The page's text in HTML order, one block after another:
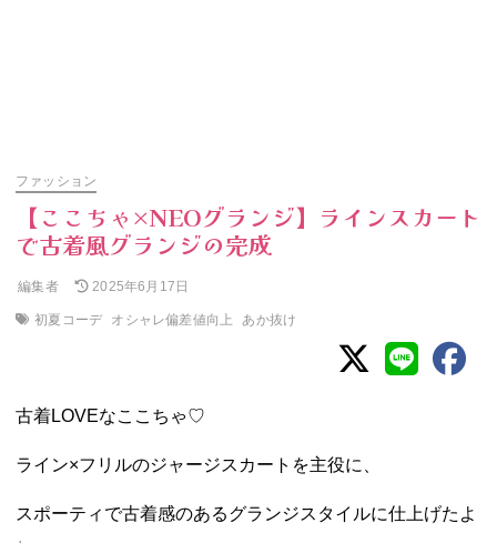
ファッション
【ここちゃ×NEOグランジ】ラインスカート
で古着風グランジの完成
編集者 2025年6月17日
初夏コーデ オシャレ偏差値向上 あか抜け
古着LOVEなここちゃ♡
ライン×フリルのジャージスカートを主役に、
スポーティで古着感のあるグランジスタイルに仕上げたよ